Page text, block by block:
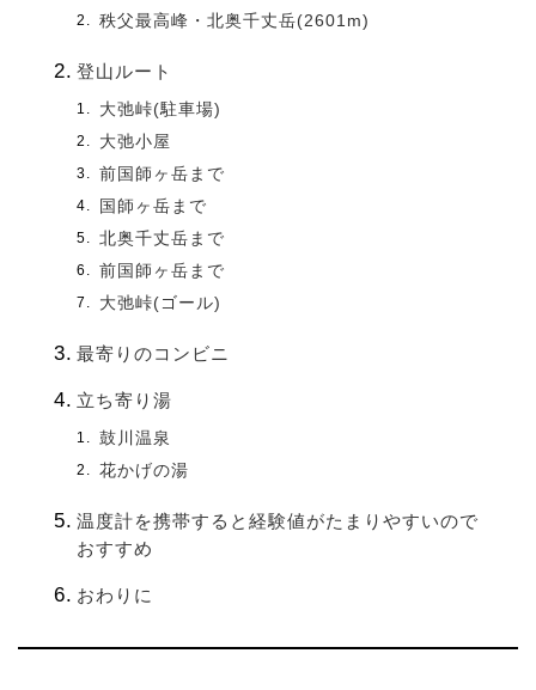
秩父最高峰・北奥千丈岳(2601m)
登山ルート
大弛峠(駐車場)
大弛小屋
前国師ヶ岳まで
国師ヶ岳まで
北奥千丈岳まで
前国師ヶ岳まで
大弛峠(ゴール)
最寄りのコンビニ
立ち寄り湯
鼓川温泉
花かげの湯
温度計を携帯すると経験値がたまりやすいので
おすすめ
おわりに